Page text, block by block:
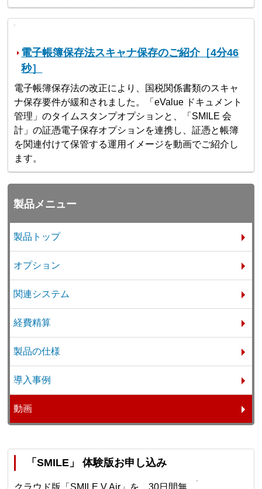
電子帳簿保存法スキャナ保存のご紹介［4分46
秒］
電子帳簿保存法の改正により、国税関係書類のスキャ
ナ保存要件が緩和されました。「eValue ドキュメント
管理」のタイムスタンプオプションと、「SMILE 会
計」の証憑電子保存オプションを連携し、証憑と帳簿
を関連付けて保管する運用イメージを動画でご紹介し
ます。
製品メニュー
製品トップ
オプション
関連システム
経費精算
製品の仕様
導入事例
動画
「SMILE」 体験版お申し込み
クラウド版「SMILE V Air」を、30日間無